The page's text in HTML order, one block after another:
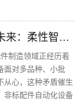
非标配件自动化设备的未来：柔性智能重构制造边界
制造领域正经历着
面对多品种、小批
从心，这种矛盾催生
非标配件自动化设备